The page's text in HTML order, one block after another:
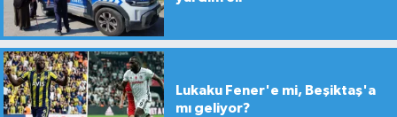
Lukaku Fener'e mi, Beşiktaş'a
mı geliyor?